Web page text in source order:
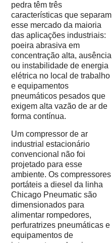
pedra têm três
características que separam
esse mercado da maioria
das aplicações industriais:
poeira abrasiva em
concentração alta, ausência
ou instabilidade de energia
elétrica no local de trabalho
e equipamentos
pneumáticos pesados que
exigem alta vazão de ar de
forma contínua.
Um compressor de ar
industrial estacionário
convencional não foi
projetado para esse
ambiente. Os compressores
portáteis a diesel da linha
Chicago Pneumatic são
dimensionados para
alimentar rompedores,
perfuratrizes pneumáticas e
equipamentos de